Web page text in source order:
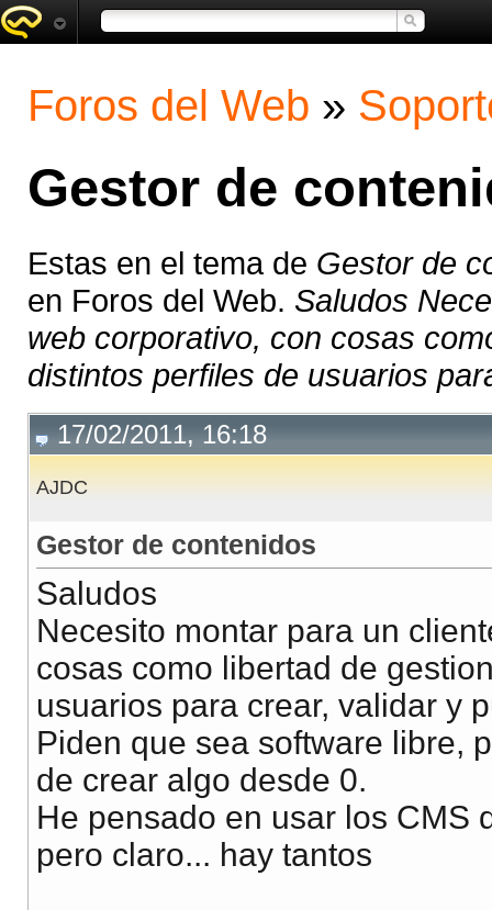
Foros del Web »
Gestor de
Estas en el tema de Gestor de
en Foros del Web. Saludos
web corporativo, con cosas
distintos perfiles de usuarios
17/02/2011, 16:18
AJDC
Gestor de contenidos
Saludos
Necesito montar para un
cosas como libertad de
usuarios para crear, validar y
Piden que sea software libre,
de crear algo desde 0.
He pensado en usar los CMS
pero claro... hay tantos